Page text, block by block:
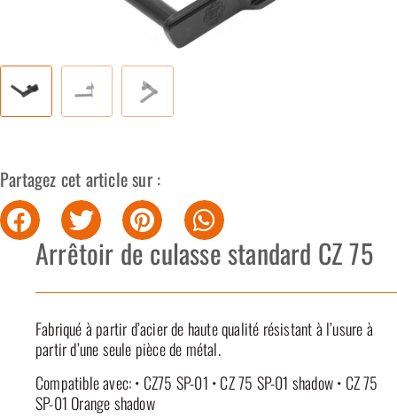
Partagez cet article sur :
Arrêtoir de culasse standard CZ 75
Fabriqué à partir d’acier de haute qualité résistant à l’usure à
partir d’une seule pièce de métal.
Compatible avec: • CZ75 SP-01 • CZ 75 SP-01 shadow • CZ 75
SP-01 Orange shadow